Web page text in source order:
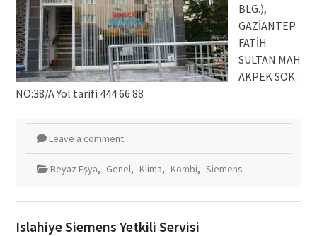
BLG.),
GAZİANTEP
FATİH
SULTAN MAH
AKPEK SOK.
NO:38/A Yol tarifi 444 66 88
Leave a comment
Beyaz Eşya, Genel, Klima, Kombi, Siemens
Islahiye Siemens Yetkili Servisi